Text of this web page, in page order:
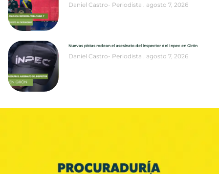
Daniel Castro- Periodista agosto 7, 2026
Nuevas pistas rodean el asesinato del inspector del Inpec en Girón
Daniel Castro- Periodista agosto 7, 2026